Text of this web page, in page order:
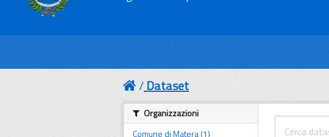
Dataset
Organizzazioni
Comune di Matera (1)